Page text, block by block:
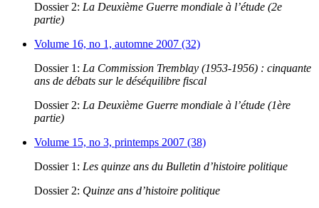
Dossier 2: La Deuxième Guerre mondiale à l’étude (2e
partie)
Volume 16, no 1, automne 2007 (32)
Dossier 1: La Commission Tremblay (1953-1956) : cinquante
ans de débats sur le déséquilibre fiscal
Dossier 2: La Deuxième Guerre mondiale à l’étude (1ère
partie)
Volume 15, no 3, printemps 2007 (38)
Dossier 1: Les quinze ans du Bulletin d’histoire politique
Dossier 2: Quinze ans d’histoire politique